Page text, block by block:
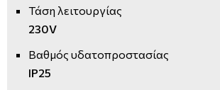
Τάση λειτουργίας
230V
Βαθμός υδατοπροστασίας
IP25